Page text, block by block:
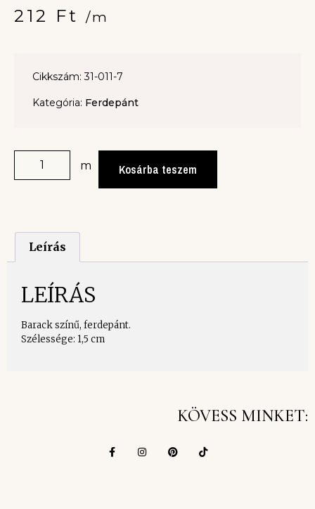
212 Ft /m
Cikkszám: 31-011-7
Kategória: Ferdepánt
m Kosárba teszem
Leírás
LEÍRÁS
Barack színű, ferdepánt.
Szélessége: 1,5 cm
KÖVESS MINKET: